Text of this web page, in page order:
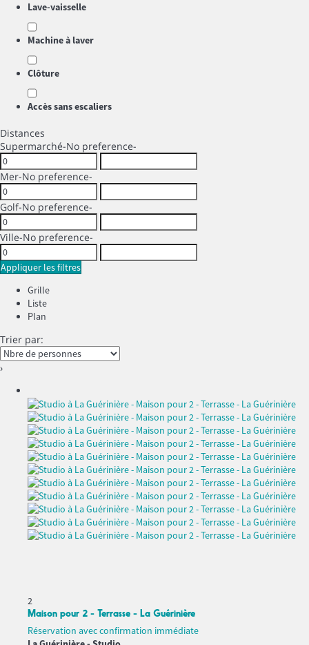
Lave-vaisselle
Machine à laver
Clôture
Accès sans escaliers
Distances
Supermarché-No preference-
Mer-No preference-
Golf-No preference-
Ville-No preference-
Appliquer les filtres
Grille
Liste
Plan
Trier par:
›
2
Maison pour 2 - Terrasse - La Guérinière
Réservation avec confirmation immédiate